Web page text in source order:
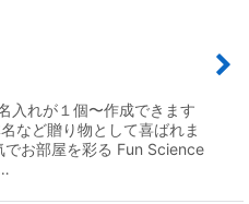
入れが１個〜作成できます
など贈り物として喜ばれま
お部屋を彩る Fun Science